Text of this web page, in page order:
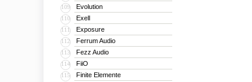
109 Evolution
110 Exell
111 Exposure
112 Ferrum Audio
113 Fezz Audio
114 FiiO
115 Finite Elemente